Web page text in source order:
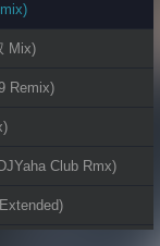
Mix)
Remix)
Club Rmx)